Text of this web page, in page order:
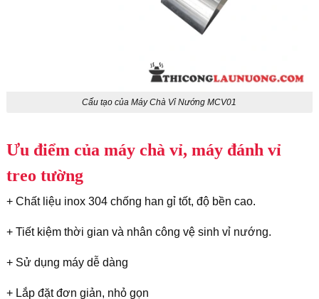
Cấu tạo của Máy Chà Vỉ Nướng MCV01
Ưu điểm của máy chà vỉ, máy đánh vỉ
treo tường
+ Chất liệu inox 304 chống han gỉ tốt, độ bền cao.
+ Tiết kiệm thời gian và nhân công vệ sinh vỉ nướng.
+ Sử dụng máy dễ dàng
+ Lắp đặt đơn giản, nhỏ gọn